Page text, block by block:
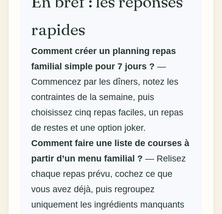
rapides
Comment créer un planning repas
familial simple pour 7 jours ? —
Commencez par les dîners, notez les
contraintes de la semaine, puis
choisissez cinq repas faciles, un repas
de restes et une option joker.
Comment faire une liste de courses à
partir d’un menu familial ? — Relisez
chaque repas prévu, cochez ce que
vous avez déjà, puis regroupez
uniquement les ingrédients manquants